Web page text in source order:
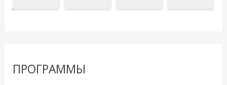
ПРОГРАММЫ